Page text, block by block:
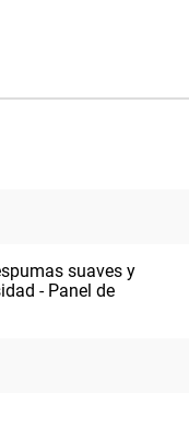
suaves y
- Panel de